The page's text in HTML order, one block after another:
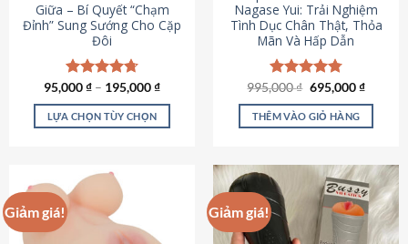
Giữa – Bí Quyết “Chạm
Đỉnh” Sung Sướng Cho Cặp
Đôi
Được xếp
hạng4.70
5 sao
95,000₫ – 195,000₫
LỰA CHỌN TÙY CHỌN
này
nhiều
biến
Nagase Yui: Trải Nghiệm
Tình Dục Chân Thật, Thỏa
Mãn Và Hấp Dẫn
Được xếp
hạng4.80
5 sao
995,000₫ Giá
là:
995,000 ₫.
695,000₫Giá
tại
THÊM VÀO GIỎ HÀNG
Giảm giá! Giảm giá!